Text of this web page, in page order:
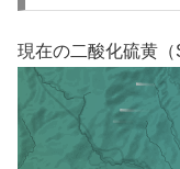
現在の二酸化硫黄（